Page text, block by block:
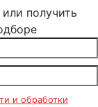
получить
и обработки